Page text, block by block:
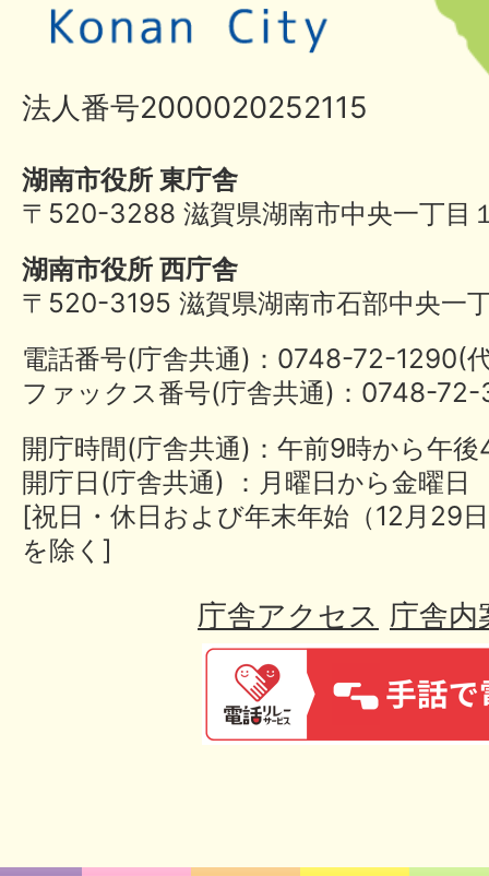
法人番号2000020252115
湖南市役所 東庁舎
〒520-3288 滋賀県湖南市中央一丁目
湖南市役所 西庁舎
〒520-3195 滋賀県湖南市石部中央一
電話番号(庁舎共通)：0748-72-
ファックス番号(庁舎共通)：0748-
開庁時間(庁舎共通)：午前9時から午
開庁日(庁舎共通) ：月曜日から金曜日
[祝日・休日および年末年始（12月29
を除く]
庁舎アクセス 庁舎内